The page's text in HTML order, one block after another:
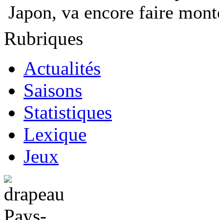
Japon, va encore faire
Rubriques
Actualités
Saisons
Statistiques
Lexique
Jeux